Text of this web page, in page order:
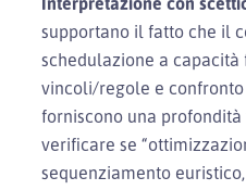
supportano il fatto che il
schedulazione a
vincoli/regole e confronto
forniscono una
verificare se
sequenziamento